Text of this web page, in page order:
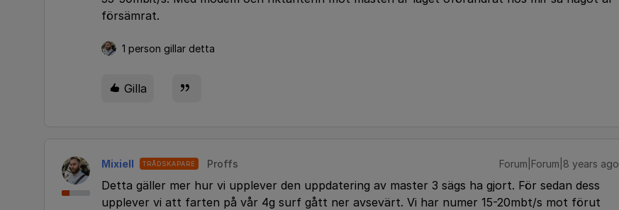
försämrat.
1 person gillar detta
Gilla
Mixiell TRÅDSKAPARE Proffs Forum|Forum|8 years ago
Detta gäller mer hur vi upplever den uppdatering av master 3 sägs ha gjort. För sedan dess
upplever vi att farten på vår 4g surf gått ner avsevärt. Vi har numer 15-20mbt/s mot förut